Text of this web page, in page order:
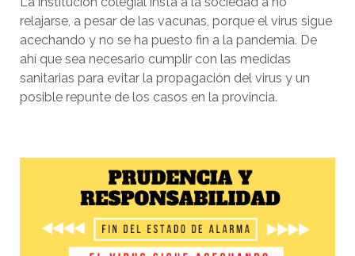
relajarse, a pesar de las vacunas, porque el virus sigue
acechando y no se ha puesto fin a la pandemia. De
ahí que sea necesario cumplir con las medidas
sanitarias para evitar la propagación del virus y un
posible repunte de los casos en la provincia.